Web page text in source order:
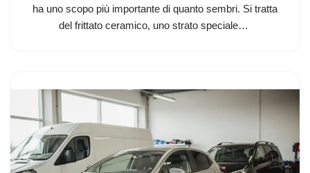
ha uno scopo più importante di quanto sembri. Si tratta
del frittato ceramico, uno strato speciale…